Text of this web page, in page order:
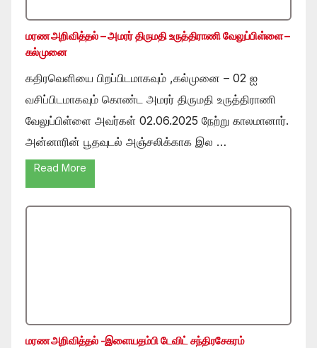
மரண அறிவித்தல் – அமரர் திருமதி உருத்திராணி வேலுப்பிள்ளை –
கல்முனை
கதிரவெளியை பிறப்பிடமாகவும் ,கல்முனை – 02 ஐ
வசிப்பிடமாகவும் கொண்ட அமரர் திருமதி உருத்திராணி
வேலுப்பிள்ளை அவர்கள் 02.06.2025 நேற்று காலமானார்.
அன்னாரின் பூதவுடல் அஞ்சலிக்காக இல …
Read More
மரண அறிவித்தல் -இளையதம்பி டேவிட் சந்திரசேகரம்